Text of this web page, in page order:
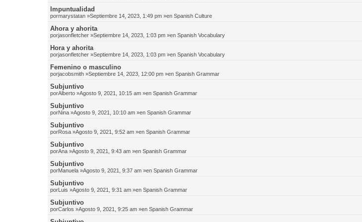
Impuntualidad
pormarystatan »Septiembre 14, 2023, 1:49 pm »en Spanish Culture
Ahora y ahorita
porjasonfletcher »Septiembre 14, 2023, 1:03 pm »en Spanish Vocabulary
Hora y ahorita
porjasonfletcher »Septiembre 14, 2023, 1:03 pm »en Spanish Vocabulary
Femenino o masculino
porjacobsmith »Septiembre 14, 2023, 12:00 pm »en Spanish Grammar
Subjuntivo
porAlberto »Agosto 9, 2021, 10:15 am »en Spanish Grammar
Subjuntivo
porNina »Agosto 9, 2021, 10:10 am »en Spanish Grammar
Subjuntivo
porRosa »Agosto 9, 2021, 9:52 am »en Spanish Grammar
Subjuntivo
porAna »Agosto 9, 2021, 9:43 am »en Spanish Grammar
Subjuntivo
porManuela »Agosto 9, 2021, 9:37 am »en Spanish Grammar
Subjuntivo
porLuis »Agosto 9, 2021, 9:31 am »en Spanish Grammar
Subjuntivo
porCarlos »Agosto 9, 2021, 9:25 am »en Spanish Grammar